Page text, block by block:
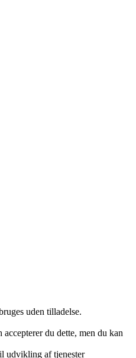
uden tilladelse.
du dette, men du kan
udvikling af tjenester